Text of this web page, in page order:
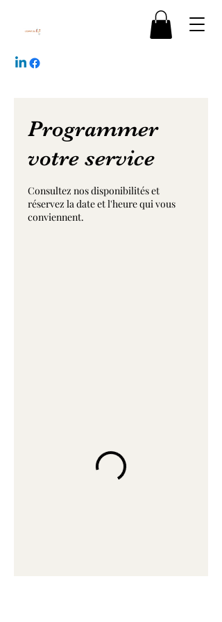
Programmer
votre service
Consultez nos disponibilités et
réservez la date et l'heure qui vous
conviennent.